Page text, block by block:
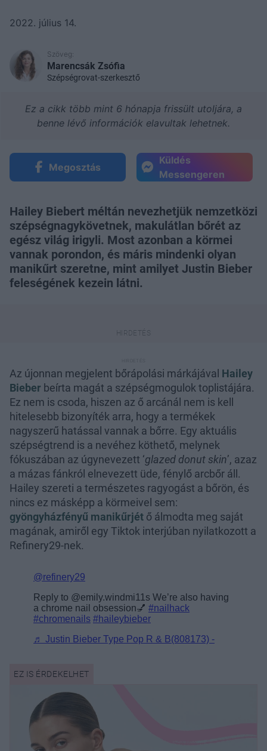
2022. július 14.
Szöveg:
Marencsák Zsófia
Szépségrovat-szerkesztő
Ez a cikk több mint 6 hónapja frissült utoljára, a
benne lévő információk elavultak lehetnek.
Megosztás
Küldés
Messengeren
Hailey Biebert méltán nevezhetjük nemzetközi
szépségnagykövetnek, makulátlan bőrét az
egész világ irigyli. Most azonban a körmei
vannak porondon, és máris mindenki olyan
manikűrt szeretne, mint amilyet Justin Bieber
feleségének kezein látni.
Az újonnan megjelent bőrápolási márkájával Hailey
Bieber beírta magát a szépségmogulok toplistájára.
Ez nem is csoda, hiszen az ő arcánál nem is kell
hitelesebb bizonyíték arra, hogy a termékek
nagyszerű hatással vannak a bőrre. Egy aktuális
szépségtrend is a nevéhez köthető, melynek
fókuszában az úgynevezett ‘glazed donut skin’, azaz
a mázas fánkról elnevezett üde, fénylő arcbőr áll.
Hailey szereti a természetes ragyogást a bőrön, és
nincs ez másképp a körmeivel sem:
gyöngyházfényű manikűrjét ő álmodta meg saját
magának, amiről egy Tiktok interjúban nyilatkozott a
Refinery29-nek.